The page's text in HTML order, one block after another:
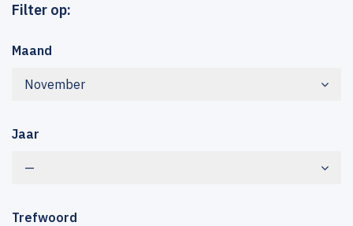
Filter op:
Maand
November
Jaar
—
Trefwoord